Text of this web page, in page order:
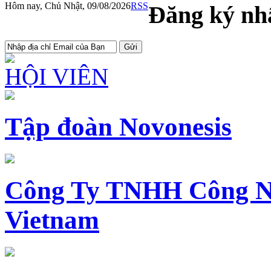
Hôm nay, Chủ Nhật, 09/08/2026RSSĐăng ký
HỘI VIÊN
Tập đoàn Novonesis
Công Ty TNHH Công
Vietnam